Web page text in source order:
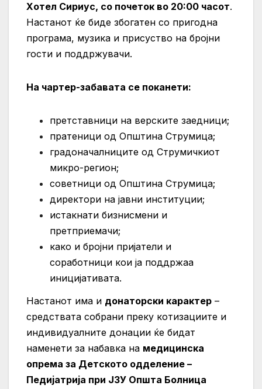
Хотел Сириус, со почеток во 20:00 часот.
Настанот ќе биде збогатен со пригодна
програма, музика и присуство на бројни
гости и поддржувачи.
На чартер-забавата се поканети:
претставници на верските заедници;
пратеници од Општина Струмица;
градоначалниците од Струмичкиот
микро-регион;
советници од Општина Струмица;
директори на јавни институции;
истакнати бизнисмени и
претприемачи;
како и бројни пријатели и
соработници кои ја поддржаа
иницијативата.
Настанот има и донаторски карактер –
средствата собрани преку котизациите и
индивидуалните донации ќе бидат
наменети за набавка на медицинска
опрема за Детското одделение –
Педијатрија при ЈЗУ Општа Болница